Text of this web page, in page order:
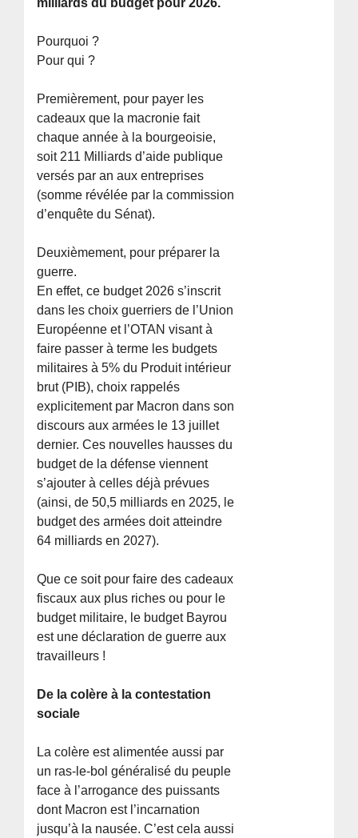
milliards du budget pour 2026.
Pourquoi ?
Pour qui ?
Premièrement, pour payer les
cadeaux que la macronie fait
chaque année à la bourgeoisie,
soit 211 Milliards d’aide publique
versés par an aux entreprises
(somme révélée par la commission
d’enquête du Sénat).
Deuxièmement, pour préparer la
guerre.
En effet, ce budget 2026 s’inscrit
dans les choix guerriers de l’Union
Européenne et l’OTAN visant à
faire passer à terme les budgets
militaires à 5% du Produit intérieur
brut (PIB), choix rappelés
explicitement par Macron dans son
discours aux armées le 13 juillet
dernier. Ces nouvelles hausses du
budget de la défense viennent
s’ajouter à celles déjà prévues
(ainsi, de 50,5 milliards en 2025, le
budget des armées doit atteindre
64 milliards en 2027).
Que ce soit pour faire des cadeaux
fiscaux aux plus riches ou pour le
budget militaire, le budget Bayrou
est une déclaration de guerre aux
travailleurs !
De la colère à la contestation
sociale
La colère est alimentée aussi par
un ras-le-bol généralisé du peuple
face à l’arrogance des puissants
dont Macron est l’incarnation
jusqu’à la nausée. C’est cela aussi